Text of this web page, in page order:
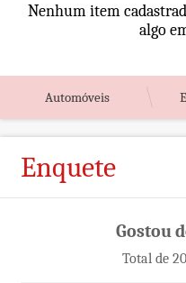
Nenhum item
algo
Automóveis
Enquete
Gostou
Total de